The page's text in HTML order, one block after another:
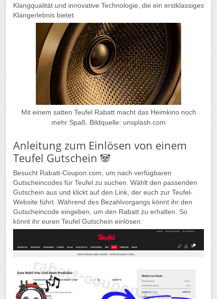
Klangqualität und innovative Technologie, die ein erstklassiges
Klangerlebnis bietet.
Mit einem satten Teufel Rabatt macht das Heimkino noch
mehr Spaß. Bildquelle: unsplash.com
Anleitung zum Einlösen von einem
Teufel Gutschein 🐼
Besucht Rabatt-Coupon.com, um nach verfügbaren
Gutscheincodes für Teufel zu suchen. Wählt den passenden
Gutschein aus und klickt auf den Link, der euch zur Teufel-
Website führt. Während des Bezahlvorgangs könnt ihr den
Gutscheincode eingeben, um den Rabatt zu erhalten. So
könnt ihr euren Teufel Gutschein einlösen: